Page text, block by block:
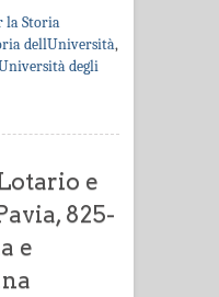
la Storia
dellUniversità,
degli
e
825-
e